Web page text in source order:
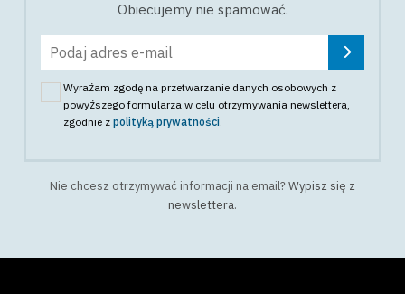
Obiecujemy nie spamować.
Wyrażam zgodę na przetwarzanie danych osobowych z
powyższego formularza w celu otrzymywania newslettera,
zgodnie z polityką prywatności.
Nie chcesz otrzymywać informacji na email?Wypisz się z
newslettera.